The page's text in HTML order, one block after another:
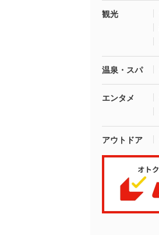
観光
温泉・スパ
エンタメ
アウトドア